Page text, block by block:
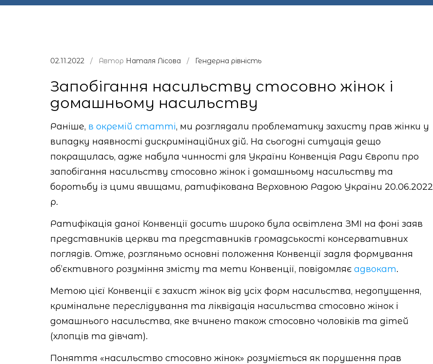
02.11.2022 / Автор Наталя Лісова / Гендерна рівність
Запобігання насильству стосовно жінок і
домашньому насильству
Раніше, в окремій статті, ми розглядали проблематику захисту прав жінки у
випадку наявності дискримінаційних дій. На сьогодні ситуація дещо
покращилась, адже набула чинності для України Конвенція Ради Європи про
запобігання насильству стосовно жінок і домашньому насильству та
боротьбу із цими явищами, ратифікована Верховною Радою України 20.06.2022
р.
Ратифікація даної Конвенції досить широко була освітлена ЗМІ на фоні заяв
представників церкви та представників громадськості консервативних
поглядів. Отже, розгляньмо основні положення Конвенції задля формування
об’єктивного розуміння змісту та мети Конвенції, повідомляє адвокат.
Метою цієї Конвенції є захист жінок від ycix форм насильства, недопущення,
кримінальне переслідування та ліквідація насильства стосовно жінок і
домашнього насильства, яке вчинено також стосовно чоловіків та дітей
(хлопців та дівчат).
Поняття «насильство стосовно жінок» розуміється як порушення прав